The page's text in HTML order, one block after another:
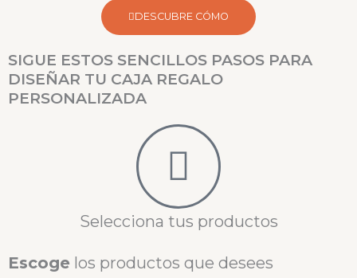
DESCUBRE CÓMO
SIGUE ESTOS SENCILLOS PASOS PARA
DISEÑAR TU CAJA REGALO
PERSONALIZADA
Selecciona tus productos
Escoge los productos que desees